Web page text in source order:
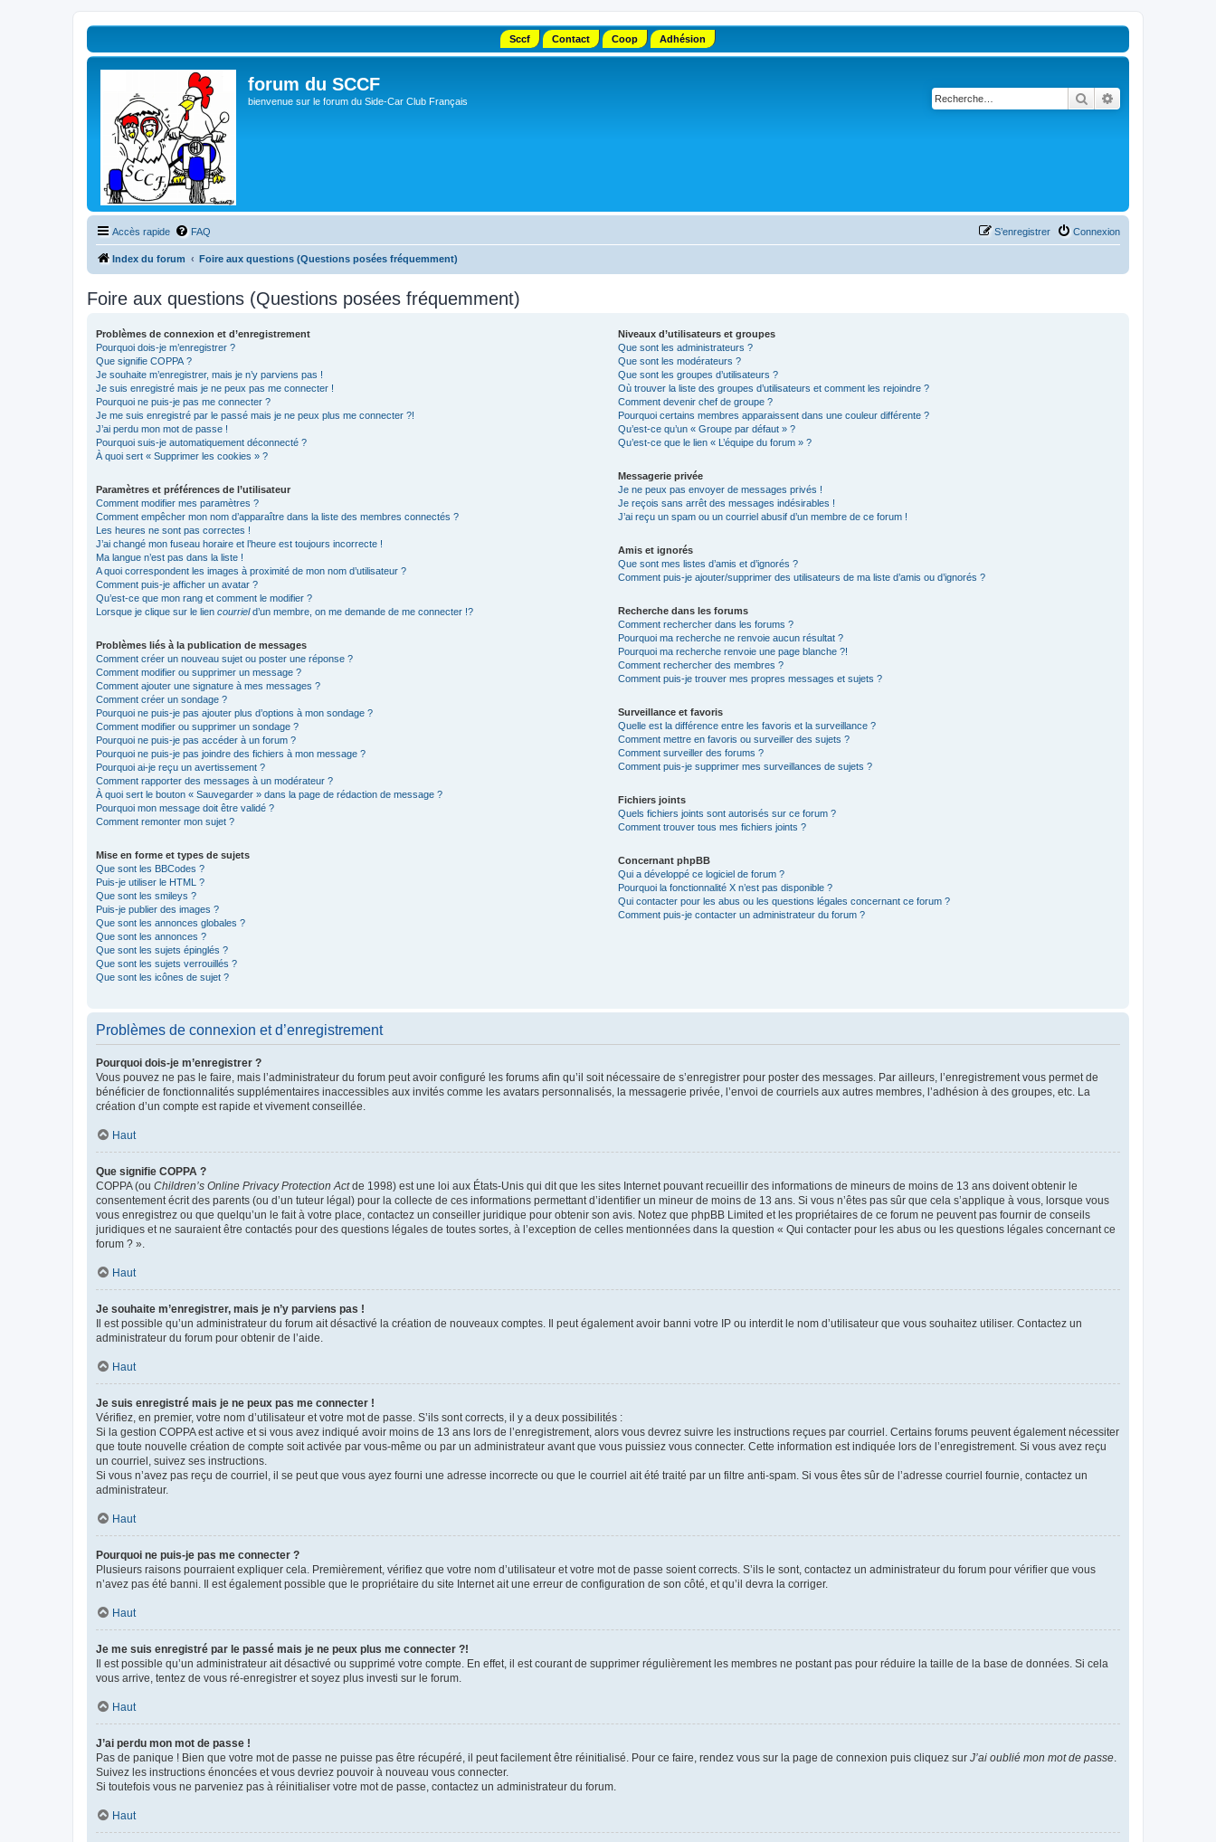
Sccf Contact Coop Adhésion
forum du SCCF
bienvenue sur le forum du Side-Car Club Français Rechercher
Accès rapide FAQ Connexion
S’enregistrer
Index du forum Foire aux questions (Questions posées fréquemment)
Foire aux questions (Questions posées fréquemment)
Problèmes de connexion et d’enregistrement
Pourquoi dois-je m’enregistrer ?
Que signifie COPPA ?
Je souhaite m’enregistrer, mais je n’y parviens pas !
Je suis enregistré mais je ne peux pas me connecter !
Pourquoi ne puis-je pas me connecter ?
Je me suis enregistré par le passé mais je ne peux plus me connecter ?!
J’ai perdu mon mot de passe !
Pourquoi suis-je automatiquement déconnecté ?
À quoi sert « Supprimer les cookies » ?
Paramètres et préférences de l’utilisateur
Comment modifier mes paramètres ?
Comment empêcher mon nom d’apparaître dans la liste des membres connectés ?
Les heures ne sont pas correctes !
J’ai changé mon fuseau horaire et l’heure est toujours incorrecte !
Ma langue n’est pas dans la liste !
A quoi correspondent les images à proximité de mon nom d’utilisateur ?
Comment puis-je afficher un avatar ?
Qu’est-ce que mon rang et comment le modifier ?
Lorsque je clique sur le lien courrield’un membre, on me demande de me connecter !?
Problèmes liés à la publication de messages
Comment créer un nouveau sujet ou poster une réponse ?
Comment modifier ou supprimer un message ?
Comment ajouter une signature à mes messages ?
Comment créer un sondage ?
Pourquoi ne puis-je pas ajouter plus d’options à mon sondage ?
Comment modifier ou supprimer un sondage ?
Pourquoi ne puis-je pas accéder à un forum ?
Pourquoi ne puis-je pas joindre des fichiers à mon message ?
Pourquoi ai-je reçu un avertissement ?
Comment rapporter des messages à un modérateur ?
À quoi sert le bouton « Sauvegarder » dans la page de rédaction de message ?
Pourquoi mon message doit être validé ?
Comment remonter mon sujet ?
Mise en forme et types de sujets
Que sont les BBCodes ?
Puis-je utiliser le HTML ?
Que sont les smileys ?
Puis-je publier des images ?
Que sont les annonces globales ?
Que sont les annonces ?
Que sont les sujets épinglés ?
Que sont les sujets verrouillés ?
Que sont les icônes de sujet ?
Niveaux d’utilisateurs et groupes
Que sont les administrateurs ?
Que sont les modérateurs ?
Que sont les groupes d’utilisateurs ?
Où trouver la liste des groupes d’utilisateurs et comment les rejoindre ?
Comment devenir chef de groupe ?
Pourquoi certains membres apparaissent dans une couleur différente ?
Qu’est-ce qu’un « Groupe par défaut » ?
Qu’est-ce que le lien « L’équipe du forum » ?
Messagerie privée
Je ne peux pas envoyer de messages privés !
Je reçois sans arrêt des messages indésirables !
J’ai reçu un spam ou un courriel abusif d’un membre de ce forum !
Amis et ignorés
Que sont mes listes d’amis et d’ignorés ?
Comment puis-je ajouter/supprimer des utilisateurs de ma liste d’amis ou d’ignorés ?
Recherche dans les forums
Comment rechercher dans les forums ?
Pourquoi ma recherche ne renvoie aucun résultat ?
Pourquoi ma recherche renvoie une page blanche ?!
Comment rechercher des membres ?
Comment puis-je trouver mes propres messages et sujets ?
Surveillance et favoris
Quelle est la différence entre les favoris et la surveillance ?
Comment mettre en favoris ou surveiller des sujets ?
Comment surveiller des forums ?
Comment puis-je supprimer mes surveillances de sujets ?
Fichiers joints
Quels fichiers joints sont autorisés sur ce forum ?
Comment trouver tous mes fichiers joints ?
Concernant phpBB
Qui a développé ce logiciel de forum ?
Pourquoi la fonctionnalité X n’est pas disponible ?
Qui contacter pour les abus ou les questions légales concernant ce forum ?
Comment puis-je contacter un administrateur du forum ?
Problèmes de connexion et d’enregistrement
Pourquoi dois-je m’enregistrer ?
Vous pouvez ne pas le faire, mais l’administrateur du forum peut avoir configuré les forums afin qu’il soit nécessaire de s’enregistrer pour poster des messages. Par ailleurs, l’enregistrement vous permet de
bénéficier de fonctionnalités supplémentaires inaccessibles aux invités comme les avatars personnalisés, la messagerie privée, l’envoi de courriels aux autres membres, l’adhésion à des groupes, etc. La
création d’un compte est rapide et vivement conseillée.
Haut
Que signifie COPPA ?
COPPA (ou Children’s Online Privacy Protection Actde 1998) est une loi aux États-Unis qui dit que les sites Internet pouvant recueillir des informations de mineurs de moins de 13 ans doivent obtenir le
consentement écrit des parents (ou d’un tuteur légal) pour la collecte de ces informations permettant d’identifier un mineur de moins de 13 ans. Si vous n’êtes pas sûr que cela s’applique à vous, lorsque vous
vous enregistrez ou que quelqu’un le fait à votre place, contactez un conseiller juridique pour obtenir son avis. Notez que phpBB Limited et les propriétaires de ce forum ne peuvent pas fournir de conseils
juridiques et ne sauraient être contactés pour des questions légales de toutes sortes, à l’exception de celles mentionnées dans la question « Qui contacter pour les abus ou les questions légales concernant ce
forum ? ».
Haut
Je souhaite m’enregistrer, mais je n’y parviens pas !
Il est possible qu’un administrateur du forum ait désactivé la création de nouveaux comptes. Il peut également avoir banni votre IP ou interdit le nom d’utilisateur que vous souhaitez utiliser. Contactez un
administrateur du forum pour obtenir de l’aide.
Haut
Je suis enregistré mais je ne peux pas me connecter !
Vérifiez, en premier, votre nom d’utilisateur et votre mot de passe. S’ils sont corrects, il y a deux possibilités :
Si la gestion COPPA est active et si vous avez indiqué avoir moins de 13 ans lors de l’enregistrement, alors vous devrez suivre les instructions reçues par courriel. Certains forums peuvent également nécessiter
que toute nouvelle création de compte soit activée par vous-même ou par un administrateur avant que vous puissiez vous connecter. Cette information est indiquée lors de l’enregistrement. Si vous avez reçu
un courriel, suivez ses instructions.
Si vous n’avez pas reçu de courriel, il se peut que vous ayez fourni une adresse incorrecte ou que le courriel ait été traité par un filtre anti-spam. Si vous êtes sûr de l’adresse courriel fournie, contactez un
administrateur.
Haut
Pourquoi ne puis-je pas me connecter ?
Plusieurs raisons pourraient expliquer cela. Premièrement, vérifiez que votre nom d’utilisateur et votre mot de passe soient corrects. S’ils le sont, contactez un administrateur du forum pour vérifier que vous
n’avez pas été banni. Il est également possible que le propriétaire du site Internet ait une erreur de configuration de son côté, et qu’il devra la corriger.
Haut
Je me suis enregistré par le passé mais je ne peux plus me connecter ?!
Il est possible qu’un administrateur ait désactivé ou supprimé votre compte. En effet, il est courant de supprimer régulièrement les membres ne postant pas pour réduire la taille de la base de données. Si cela
vous arrive, tentez de vous ré-enregistrer et soyez plus investi sur le forum.
Haut
J’ai perdu mon mot de passe !
Pas de panique ! Bien que votre mot de passe ne puisse pas être récupéré, il peut facilement être réinitialisé. Pour ce faire, rendez vous sur la page de connexion puis cliquez sur J’ai oublié mon mot de passe.
Suivez les instructions énoncées et vous devriez pouvoir à nouveau vous connecter.
Si toutefois vous ne parveniez pas à réinitialiser votre mot de passe, contactez un administrateur du forum.
Haut